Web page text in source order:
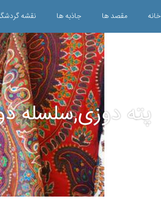
خانه مقصد ها جاذبه ها نقشه
پته دوزی,سلسله